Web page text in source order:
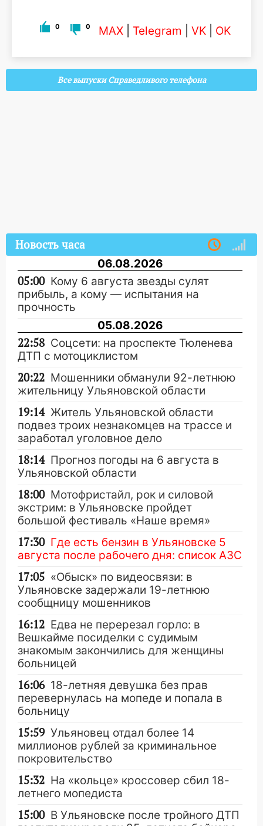
0 0 MAX Telegram VK OK
Все выпуски Справедливого телефона
Новость часа
06.08.2026
05:00 Кому 6 августа звезды сулят
прибыль, а кому — испытания на
прочность
05.08.2026
22:58 Соцсети: на проспекте Тюленева
ДТП с мотоциклистом
20:22 Мошенники обманули 92-летнюю
жительницу Ульяновской области
19:14 Житель Ульяновской области
подвез троих незнакомцев на трассе и
заработал уголовное дело
18:14 Прогноз погоды на 6 августа в
Ульяновской области
18:00 Мотофристайл, рок и силовой
экстрим: в Ульяновске пройдет
большой фестиваль «Наше время»
17:30 Где есть бензин в Ульяновске 5
августа после рабочего дня: список АЗС
17:05 «Обыск» по видеосвязи: в
Ульяновске задержали 19-летнюю
сообщницу мошенников
16:12 Едва не перерезал горло: в
Вешкайме посиделки с судимым
знакомым закончились для женщины
больницей
16:06 18-летняя девушка без прав
перевернулась на мопеде и попала в
больницу
15:59 Ульяновец отдал более 14
миллионов рублей за криминальное
покровительство
15:32 На «кольце» кроссовер сбил 18-
летнего мопедиста
15:00 В Ульяновске после тройного ДТП